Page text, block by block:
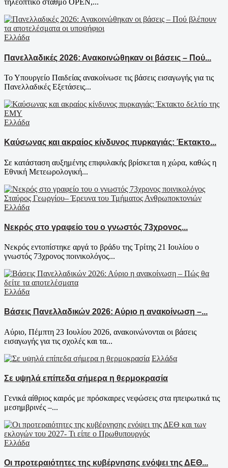
τηλεοπτικό σταθμό OPEN,...
Ελλάδα
Πανελλαδικές 2026: Ανακοινώθηκαν οι βάσεις – Πού...
Το Υπουργείο Παιδείας ανακοίνωσε τις βάσεις εισαγωγής για τις
Πανελλαδικές Εξετάσεις...
Ελλάδα
Καύσωνας και ακραίος κίνδυνος πυρκαγιάς: Έκτακτο...
Σε κατάσταση αυξημένης επιφυλακής βρίσκεται η χώρα, καθώς η
Εθνική Μετεωρολογική...
Ελλάδα
Νεκρός στο γραφείο του ο γνωστός 73χρονος...
Νεκρός εντοπίστηκε αργά το βράδυ της Τρίτης 21 Ιουλίου ο
γνωστός 73χρονος ποινικολόγος...
Ελλάδα
Βάσεις Πανελλαδικών 2026: Αύριο η ανακοίνωση –...
Αύριο, Πέμπτη 23 Ιουλίου 2026, ανακοινώνονται οι βάσεις
εισαγωγής για τις σχολές και τα...
Ελλάδα
Σε υψηλά επίπεδα σήμερα η θερμοκρασία
Γενικά αίθριος καιρός με πρόσκαιρες νεφώσεις στα ηπειρωτικά τις
μεσημβρινές –...
Ελλάδα
Οι προτεραιότητες της κυβέρνησης ενόψει της ΔΕΘ...